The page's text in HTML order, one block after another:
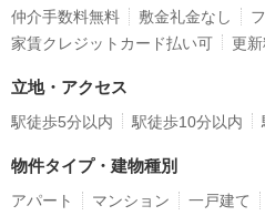
仲介手数料無料
敷金礼金なし
家賃クレジットカード払い可
更
立地・アクセス
駅徒歩5分以内 駅徒歩10分以内
物件タイプ・建物種別
アパート マンション 一戸建て